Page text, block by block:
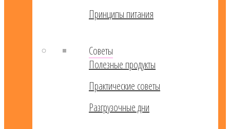
Принципы питания
Советы
Полезные продукты
Практические советы
Разгрузочные дни